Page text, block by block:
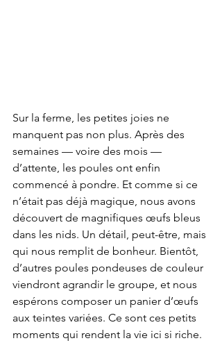
Sur la ferme, les petites joies ne
manquent pas non plus. Après des
semaines — voire des mois —
d’attente, les poules ont enfin
commencé à pondre. Et comme si ce
n’était pas déjà magique, nous avons
découvert de magnifiques œufs bleus
dans les nids. Un détail, peut-être, mais
qui nous remplit de bonheur. Bientôt,
d’autres poules pondeuses de couleur
viendront agrandir le groupe, et nous
espérons composer un panier d’œufs
aux teintes variées. Ce sont ces petits
moments qui rendent la vie ici si riche.